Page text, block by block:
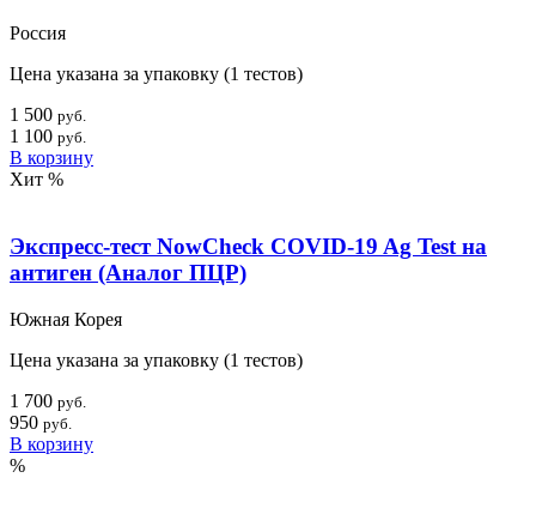
Россия
Цена указана за упаковку (1 тестов)
1 500 руб.
1 100 руб.
В корзину
Хит %
Экспресс-тест NowCheck COVID-19 Ag Test на
антиген (Аналог ПЦР)
Южная Корея
Цена указана за упаковку (1 тестов)
1 700 руб.
950 руб.
В корзину
%